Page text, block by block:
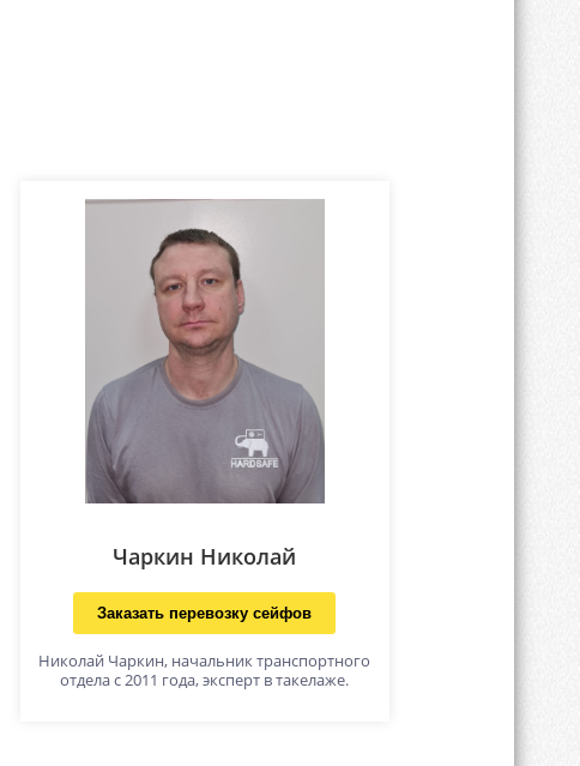
Чаркин Николай
Заказать перевозку сейфов
Николай Чаркин, начальник транспортного
отдела с 2011 года, эксперт в такелаже.